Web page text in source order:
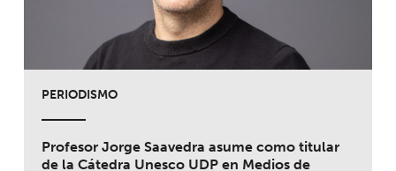
PERIODISMO
Profesor Jorge Saavedra asume como titular
de la Cátedra Unesco UDP en Medios de